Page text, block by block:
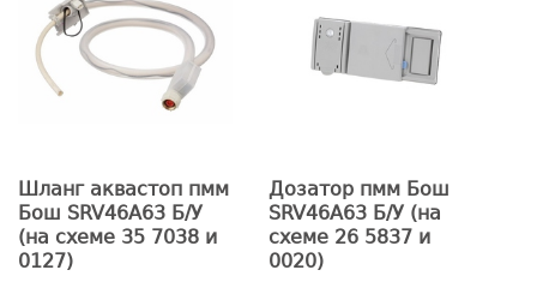
Шланг аквастоп пмм
Бош SRV46A63 Б/У
(на схеме 35 7038 и
0127)
Дозатор пмм Бош
SRV46A63 Б/У (на
схеме 26 5837 и
0020)